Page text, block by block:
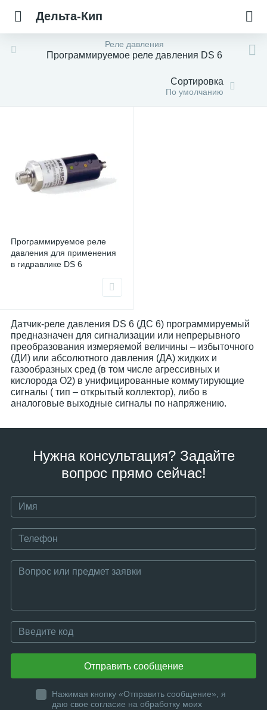
Дельта-Кип
Реле давления
Программируемое реле давления DS 6
Сортировка
По умолчанию
Программируемое реле
давления для применения
в гидравлике DS 6
Датчик-реле давления DS 6 (ДС 6) программируемый
предназначен для сигнализации или непрерывного
преобразования измеряемой величины – избыточного
(ДИ) или абсолютного давления (ДА) жидких и
газообразных сред (в том числе агрессивных и
кислорода O2) в унифицированные коммутирующие
сигналы ( тип – открытый коллектор), либо в
аналоговые выходные сигналы по напряжению.
Нужна консультация? Задайте
вопрос прямо сейчас!
Отправить сообщение
Нажимая кнопку «Отправить сообщение», я
даю свое согласие на обработку моих